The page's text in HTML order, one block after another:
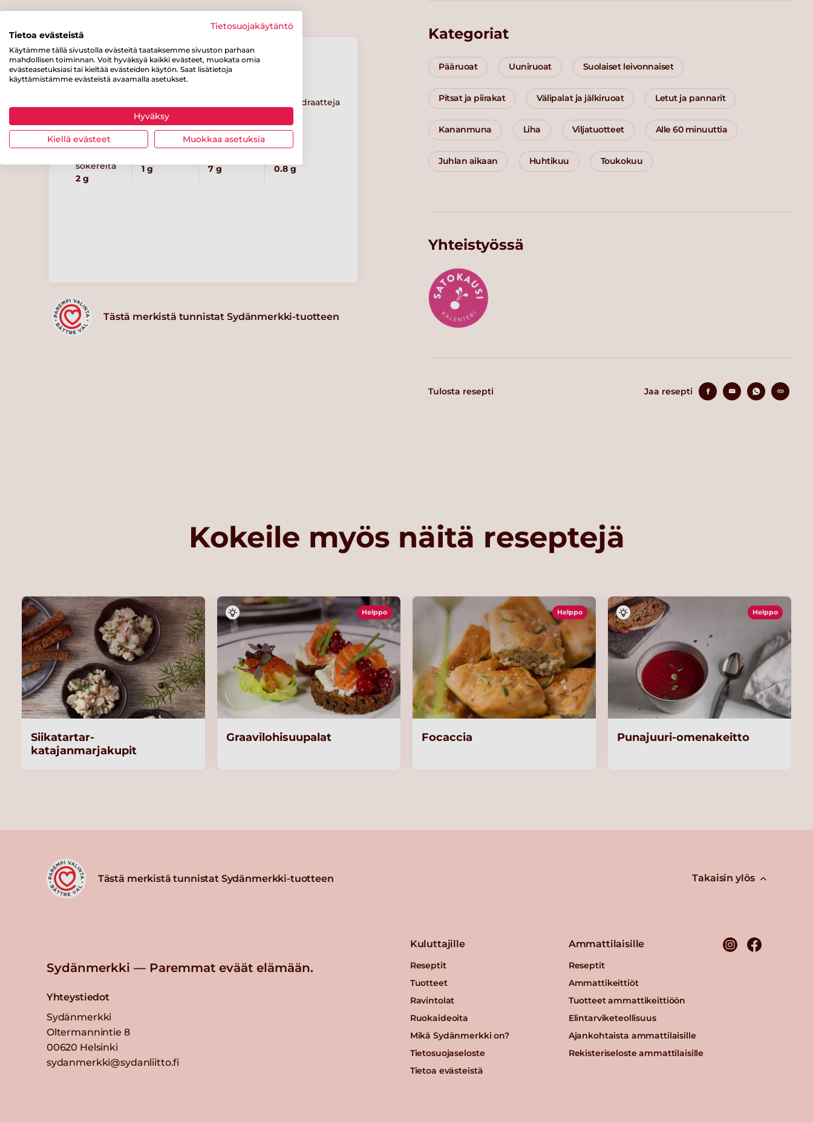
Ravintosisältö/ 100 g
6 g
0.8 g
Hiilihydraatteja
sokereita
2 g
1 g
7 g
0.8 g
Tästä merkistä tunnistat Sydänmerkki-tuotteen
Kategoriat
Pääruoat Uuniruoat Suolaiset leivonnaiset
Pitsat ja piirakat Välipalat ja jälkiruoat Letut ja pannarit
Kananmuna Liha Viljatuotteet Alle 60 minuuttia
Juhlan aikaan Huhtikuu Toukokuu
Yhteistyössä
Tulosta resepti Jaa resepti
Kokeile myös näitä reseptejä
Siikatartar-
katajanmarjakupit
Helppo
Graavilohisuupalat
Helppo
Focaccia
Helppo
Punajuuri-omenakeitto
Tästä merkistä tunnistat Sydänmerkki-tuotteen Takaisin ylös
Sydänmerkki — Paremmat eväät elämään.
Yhteystiedot
Sydänmerkki
Oltermannintie 8
00620 Helsinki
sydanmerkki@sydanliitto.fi
Kuluttajille
Reseptit
Tuotteet
Ravintolat
Ruokaideoita
Mikä Sydänmerkki on?
Tietosuojaseloste
Tietoa evästeistä
Ammattilaisille
Reseptit
Ammattikeittiöt
Tuotteet ammattikeittiöön
Elintarviketeollisuus
Ajankohtaista ammattilaisille
Rekisteriseloste ammattilaisille
Tietosuojakäytäntö
Tietoa evästeistä
Käytämme tällä sivustolla evästeitä taataksemme sivuston parhaan
mahdollisen toiminnan. Voit hyväksyä kaikki evästeet, muokata omia
evästeasetuksiasi tai kieltää evästeiden käytön. Saat lisätietoja
käyttämistämme evästeistä avaamalla asetukset.
Hyväksy
Kiellä evästeet Muokkaa asetuksia